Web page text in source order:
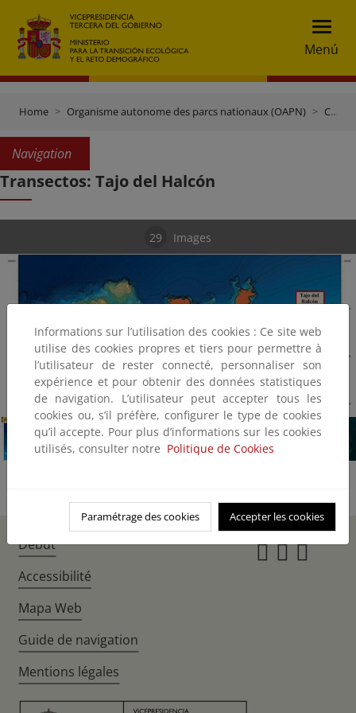
Menú
Home Organisme autonome des parcs nationaux (OAPN) Centres et propriétés
Navigation
Transectos: Tajo del Halcón
29 Images
1/29
Informations sur l’utilisation des cookies : Ce site web
utilise des cookies propres et tiers pour permettre à
l’utilisateur de rester connecté, personnaliser son
expérience et pour obtenir des données statistiques
de navigation. L’utilisateur peut accepter tous les
cookies ou, s’il préfère, configurer le type de cookies
qu’il accepte. Pour plus d’informations sur les cookies
utilisés, consulter notre Politique de Cookies
Paramétrage des cookies Accepter les cookies
Début
Accessibilité
Mapa Web
Guide de navigation
Mentions légales